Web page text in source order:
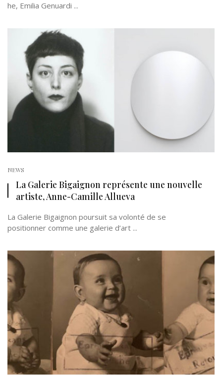
he, Emilia Genuardi ...
NEWS
La Galerie Bigaignon représente une nouvelle
artiste, Anne-Camille Allueva
La Galerie Bigaignon poursuit sa volonté de se
positionner comme une galerie d’art ...